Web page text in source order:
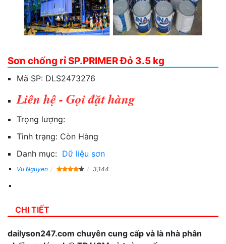
Sơn chống rỉ SP.PRIMER Đỏ 3.5 kg
Mã SP: DLS2473276
Liên hệ - Gọi đặt hàng
Trọng lượng:
Tình trạng: Còn Hàng
Danh mục: Dữ liệu sơn
Vu Nguyen 3,144
CHI TIẾT
dailyson247.com chuyên cung cấp và là nhà phân